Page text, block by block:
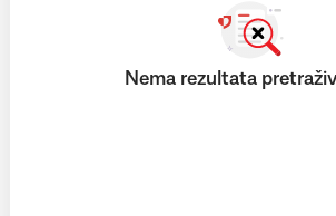
Nema rezultata